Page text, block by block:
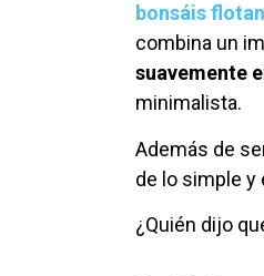
bonsáis
combina un
suavemente
minimalista.
Además de
de lo simple y
¿Quién dijo